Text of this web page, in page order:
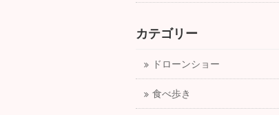
カテゴリー
ドローンショー
食べ歩き